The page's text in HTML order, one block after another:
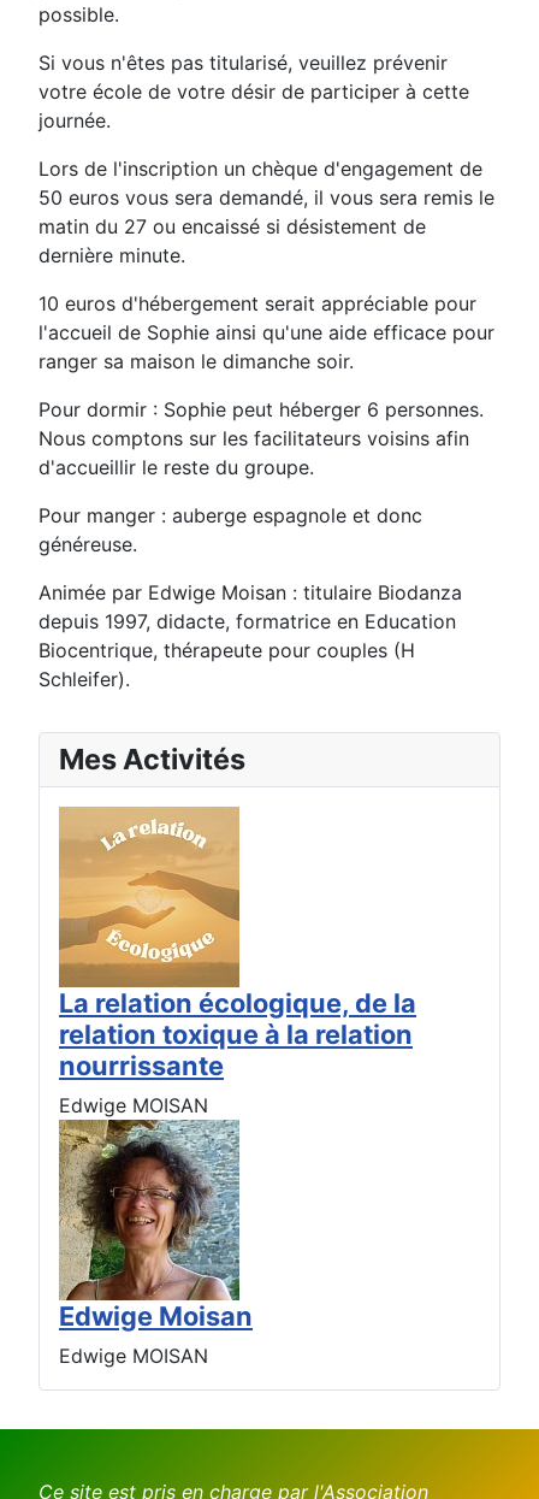
possible.
Si vous n'êtes pas titularisé, veuillez prévenir
votre école de votre désir de participer à cette
journée.
Lors de l'inscription un chèque d'engagement de
50 euros vous sera demandé, il vous sera remis le
matin du 27 ou encaissé si désistement de
dernière minute.
10 euros d'hébergement serait appréciable pour
l'accueil de Sophie ainsi qu'une aide efficace pour
ranger sa maison le dimanche soir.
Pour dormir : Sophie peut héberger 6 personnes.
Nous comptons sur les facilitateurs voisins afin
d'accueillir le reste du groupe.
Pour manger : auberge espagnole et donc
généreuse.
Animée par Edwige Moisan : titulaire Biodanza
depuis 1997, didacte, formatrice en Education
Biocentrique, thérapeute pour couples (H
Schleifer).
Mes Activités
La relation écologique, de la
relation toxique à la relation
nourrissante
Edwige MOISAN
Edwige Moisan
Edwige MOISAN
Ce site est pris en charge par l'Association